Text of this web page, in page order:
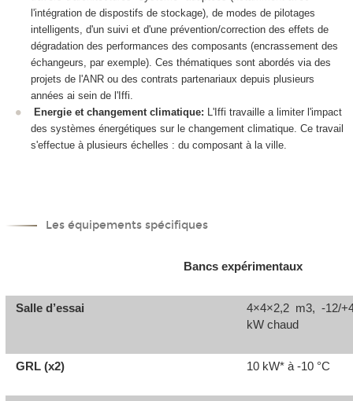
l'intégration de dispostifs de stockage), de modes de pilotages
intelligents, d'un suivi et d'une prévention/correction des effets de
dégradation des performances des composants (encrassement des
échangeurs, par exemple). Ces thématiques sont abordés via des
projets de l'ANR ou des contrats partenariaux depuis plusieurs
années ai sein de l'Iffi.
Energie et changement climatique:
L'Iffi travaille a limiter l'impact
des systèmes énergétiques sur le changement climatique. Ce travail
s'effectue à plusieurs échelles : du composant à la ville.
Les équipements spécifiques
Bancs expérimentaux
Salle d’essai
4×4×2,2 m3, -12/
kW chaud
GRL (x2) 10 kW* à -10 °C